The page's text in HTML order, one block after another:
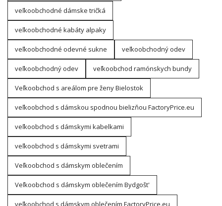
veľkoobchodné dámske tričká
veľkoobchodné kabáty alpaky
veľkoobchodné odevné sukne veľkoobchodný odev
veľkoobchodný odev veľkoobchod ramónskych bundy
Veľkoobchod s areálom pre ženy Bielostok
veľkoobchod s dámskou spodnou bielizňou FactoryPrice.eu
veľkoobchod s dámskymi kabelkami
veľkoobchod s dámskymi svetrami
Veľkoobchod s dámskym oblečením
Veľkoobchod s dámskym oblečením Bydgošt'
veľkoobchod s dámskym oblečením FactoryPrice.eu